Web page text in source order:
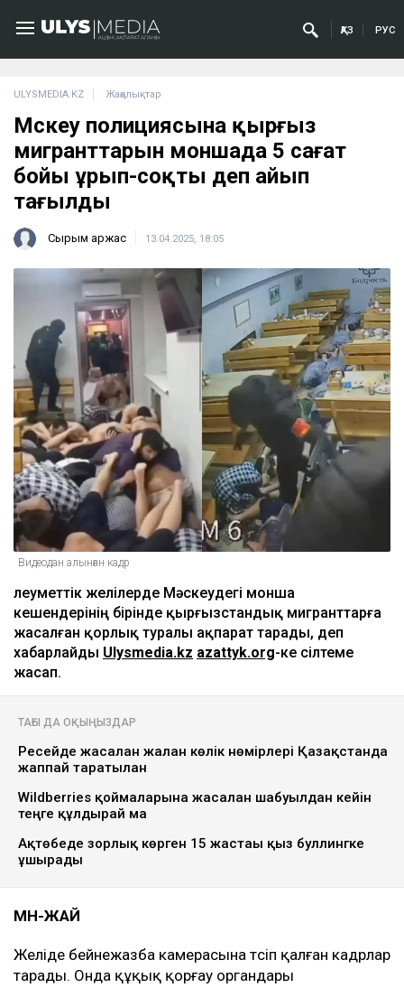
ҚАЗ РУС
ULYSMEDIA.KZ Жаңалықтар
Мәскеу полициясына қырғыз
мигранттарын моншада 5 сағат
бойы ұрып-соқты деп айып
тағылды
Сырым Қаржас 13.04.2025, 18:05
Видеодан алынған кадр
Әлеуметтік желілерде Мәскеудегі монша
кешендерінің бірінде қырғызстандық мигранттарға
жасалған қорлық туралы ақпарат тарады, деп
хабарлайды Ulysmedia.kz azattyk.org-ке сілтеме
жасап.
ТАҒЫ ДА ОҚЫҢЫЗДАР
Ресейде жасалған жалған көлік нөмірлері Қазақстанда
жаппай таратылған
Wildberries қоймаларына жасалған шабуылдан кейін
теңге құлдырай ма
Ақтөбеде зорлық көрген 15 жастағы қыз буллингке
ұшырады
МӘН-ЖАЙ
Желіде бейнежазба камерасына түсіп қалған кадрлар
тарады. Онда құқық қорғау органдары